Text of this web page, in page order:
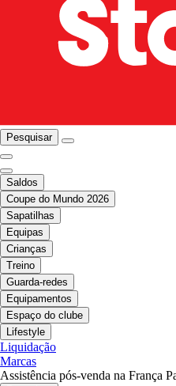
Pesquisar
Saldos
Coupe do Mundo 2026
Sapatilhas
Equipas
Crianças
Treino
Guarda-redes
Equipamentos
Espaço do clube
Lifestyle
Liquidação
Marcas
Assistência pós-venda na França